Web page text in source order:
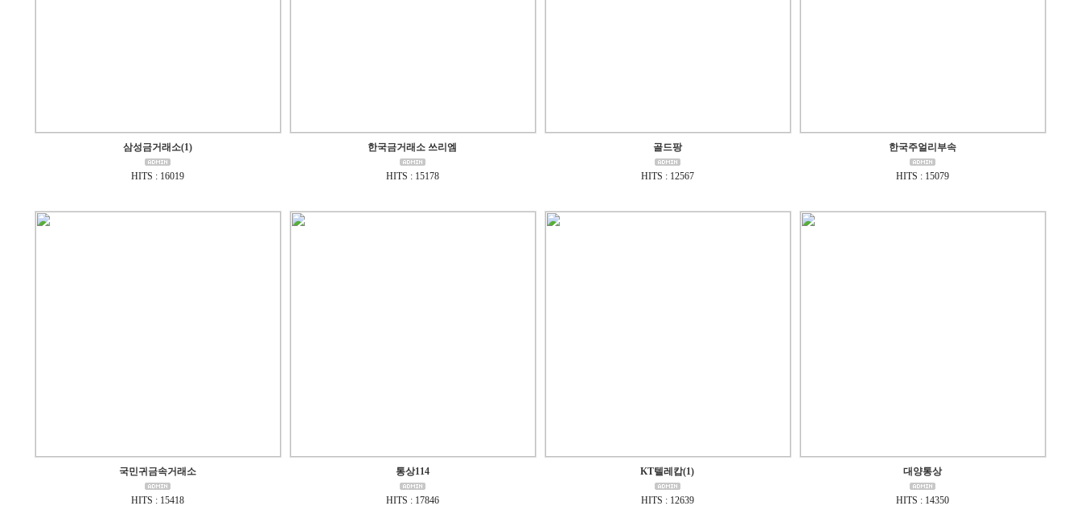
삼성금거래소(1)
HITS : 16019
한국금거래소 쓰리엠
HITS : 15178
골드팡
HITS : 12567
한국주얼리부속
HITS : 15079
국민귀금속거래소
HITS : 15418
통상114
HITS : 17846
KT텔레캅(1)
HITS : 12639
대양통상
HITS : 14350